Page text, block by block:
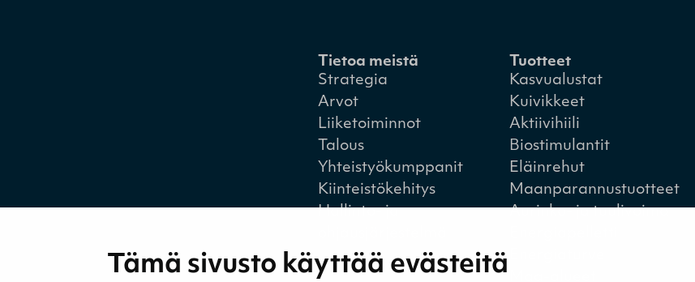
Tämä sivusto käyttää evästeitä
Tietoa meistä
Strategia
Arvot
Liiketoiminnot
Talous
Yhteistyökumppanit
Kiinteistökehitys
Hallinto- ja
Tuotteet
Kasvualustat
Kuivikkeet
Aktiivihiili
Biostimulantit
Eläinrehut
Maanparannustuotteet
Aurinko- ja tuulivoima